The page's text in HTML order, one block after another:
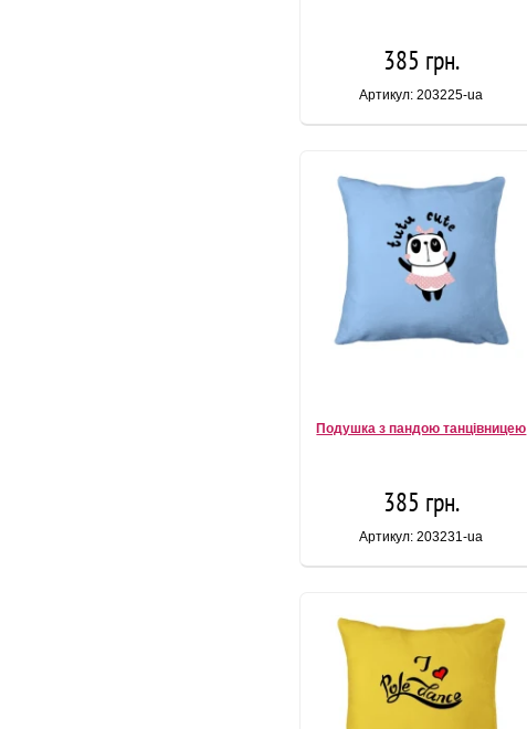
385 грн.
Артикул: 203225-ua
Подушка з пандою танцівницею
385 грн.
Артикул: 203231-ua